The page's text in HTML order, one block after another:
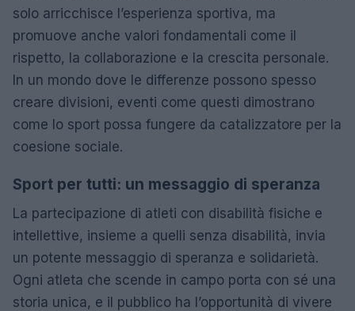
solo arricchisce l’esperienza sportiva, ma
promuove anche valori fondamentali come il
rispetto, la collaborazione e la crescita personale.
In un mondo dove le differenze possono spesso
creare divisioni, eventi come questi dimostrano
come lo sport possa fungere da catalizzatore per la
coesione sociale.
Sport per tutti: un messaggio di speranza
La partecipazione di atleti con disabilità fisiche e
intellettive, insieme a quelli senza disabilità, invia
un potente messaggio di speranza e solidarietà.
Ogni atleta che scende in campo porta con sé una
storia unica, e il pubblico ha l’opportunità di vivere